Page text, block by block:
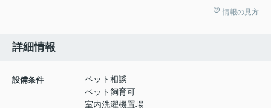
情報の見方
詳細情報
設備条件
ペット相談
ペット飼育可
室内洗濯機置場